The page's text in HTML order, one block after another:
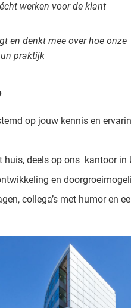
werken voor de klant
en denkt mee over hoe onze
praktijk
op jouw kennis en
huis, deels op ons kantoor
en
collega’s met humor en